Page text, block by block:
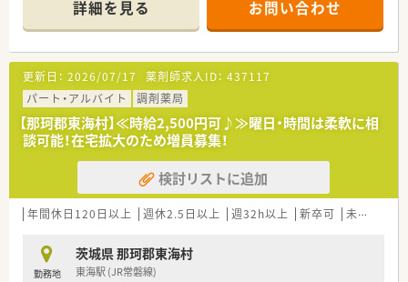
詳細を見る お問い合わせ
更新日： 2026/07/17 薬剤師求人ID： 437117
パート・アルバイト
調剤薬局
【那珂郡東海村】≪時給2,500円可♪≫曜日・時間は柔軟に相
談可能！在宅拡大のため増員募集！
検討リストに追加
年間休日120日以上 週休2.5日以上 週32h以上 新卒可 未経験可
勤務地
茨城県 那珂郡東海村
東海駅 (JR常磐線)